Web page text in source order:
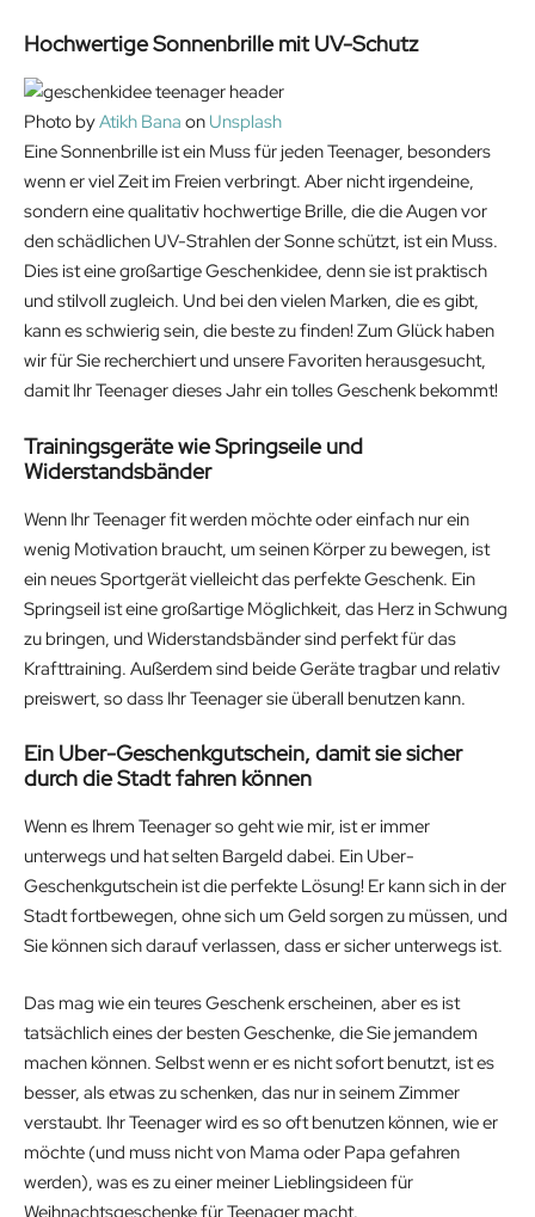
Hochwertige Sonnenbrille mit UV-Schutz
Photo byAtikh Bana on Unsplash
Eine Sonnenbrille ist ein Muss für jeden Teenager, besonders
wenn er viel Zeit im Freien verbringt. Aber nicht irgendeine,
sondern eine qualitativ hochwertige Brille, die die Augen vor
den schädlichen UV-Strahlen der Sonne schützt, ist ein Muss.
Dies ist eine großartige Geschenkidee, denn sie ist praktisch
und stilvoll zugleich. Und bei den vielen Marken, die es gibt,
kann es schwierig sein, die beste zu finden! Zum Glück haben
wir für Sie recherchiert und unsere Favoriten herausgesucht,
damit Ihr Teenager dieses Jahr ein tolles Geschenk bekommt!
Trainingsgeräte wie Springseile und
Widerstandsbänder
Wenn Ihr Teenager fit werden möchte oder einfach nur ein
wenig Motivation braucht, um seinen Körper zu bewegen, ist
ein neues Sportgerät vielleicht das perfekte Geschenk. Ein
Springseil ist eine großartige Möglichkeit, das Herz in Schwung
zu bringen, und Widerstandsbänder sind perfekt für das
Krafttraining. Außerdem sind beide Geräte tragbar und relativ
preiswert, so dass Ihr Teenager sie überall benutzen kann.
Ein Uber-Geschenkgutschein, damit sie sicher
durch die Stadt fahren können
Wenn es Ihrem Teenager so geht wie mir, ist er immer
unterwegs und hat selten Bargeld dabei. Ein Uber-
Geschenkgutschein ist die perfekte Lösung! Er kann sich in der
Stadt fortbewegen, ohne sich um Geld sorgen zu müssen, und
Sie können sich darauf verlassen, dass er sicher unterwegs ist.
Das mag wie ein teures Geschenk erscheinen, aber es ist
tatsächlich eines der besten Geschenke, die Sie jemandem
machen können. Selbst wenn er es nicht sofort benutzt, ist es
besser, als etwas zu schenken, das nur in seinem Zimmer
verstaubt. Ihr Teenager wird es so oft benutzen können, wie er
möchte (und muss nicht von Mama oder Papa gefahren
werden), was es zu einer meiner Lieblingsideen für
Weihnachtsgeschenke für Teenager macht.